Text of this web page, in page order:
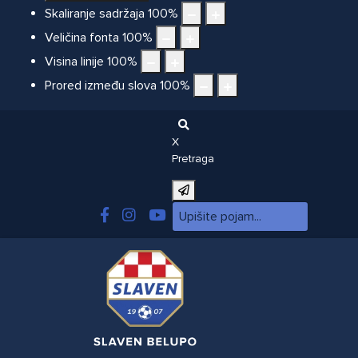
Skaliranje sadržaja 100%
Veličina fonta 100%
Visina linije 100%
Prored između slova 100%
X
Pretraga